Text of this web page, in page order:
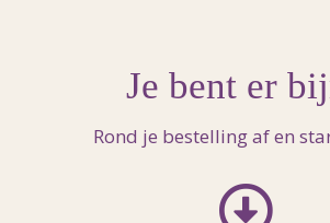
Je bent er
Rond je bestelling af en